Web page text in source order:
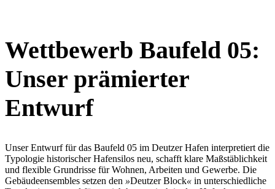
Wettbewerb Baufeld 05:
Unser prämierter
Entwurf
Unser Entwurf für das Baufeld 05 im Deutzer Hafen inter­pre­tiert die
Typologie histo­ri­scher Hafen­silos neu, schafft klare Maßstäb­lichkeit
und flexible Grund­risse für Wohnen, Arbeiten und Gewerbe. Die
Gebäu­de­en­sembles setzen den »Deutzer Block« in unter­schied­liche